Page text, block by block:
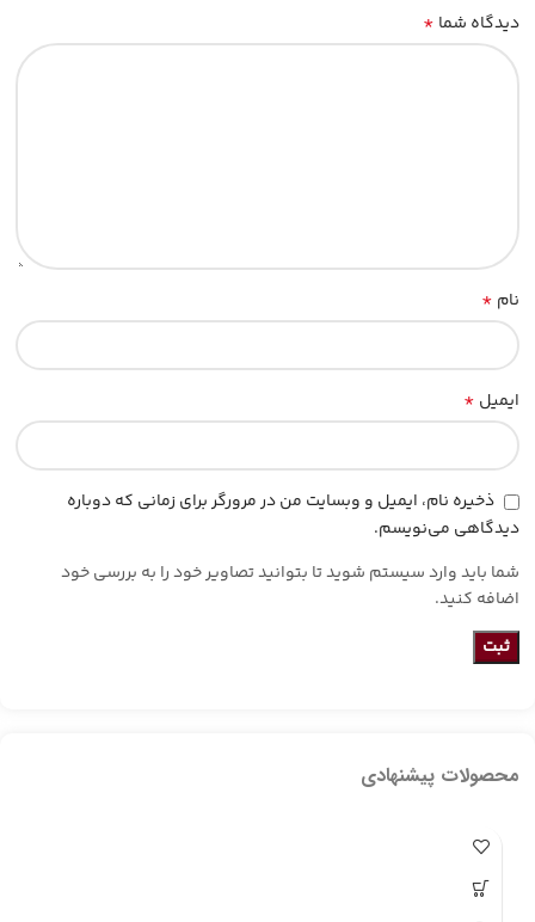
دیدگاه شما *
نام *
ایمیل *
ذخیره نام، ایمیل و وبسایت من در مرورگر برای زمانی که دوباره
دیدگاهی می‌نویسم.
شما باید وارد سیستم شوید تا بتوانید تصاویر خود را به بررسی خود
اضافه کنید.
محصولات پیشنهادی